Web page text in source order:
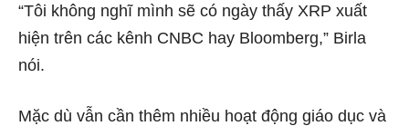
“Tôi không nghĩ mình sẽ có ngày thấy XRP xuất
hiện trên các kênh CNBC hay Bloomberg,” Birla
nói.
Mặc dù vẫn cần thêm nhiều hoạt động giáo dục và